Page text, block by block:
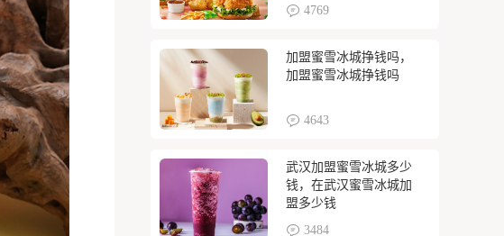
4769
加盟蜜雪冰城挣钱吗，
加盟蜜雪冰城挣钱吗
4643
武汉加盟蜜雪冰城多少
钱，在武汉蜜雪冰城加
盟多少钱
3484